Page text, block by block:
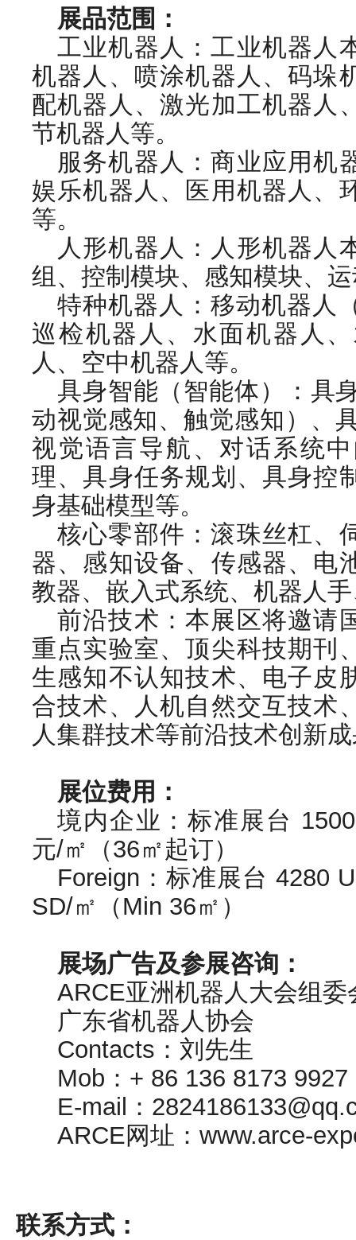
展品范围：
工业机器人：工业机器人
机器人、喷涂机器人、码垛
配机器人、激光加工机器人
节机器人等。
服务机器人：商业应用机
娱乐机器人、医用机器人、
等。
人形机器人：人形机器人
组、控制模块、感知模块、
特种机器人：移动机器人
巡检机器人、水面机器人
人、空中机器人等。
具身智能（智能体）：具
动视觉感知、触觉感知）、
视觉语言导航、对话系统
理、具身任务规划、具身控
身基础模型等。
核心零部件：滚珠丝杠、
器、感知设备、传感器、电
教器、嵌入式系统、机器人
前沿技术：本展区将邀请
重点实验室、顶尖科技期刊
生感知不认知技术、电子皮
合技术、人机自然交互技术
人集群技术等前沿技术创新
展位费用：
境内企业：标准展台
元/㎡（36㎡起订）
Foreign：标准展台 4280
SD/㎡（Min 36㎡）
展场广告及参展咨询：
ARCE亚洲机器人大会组委
广东省机器人协会
Contacts：刘先生
Mob：+ 86 136 8173
E-mail：
ARCE网址：www.arce-
联系方式：